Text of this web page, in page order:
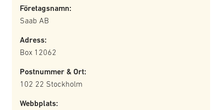
Företagsnamn:
Saab AB
Adress:
Box 12062
Postnummer & Ort:
102 22 Stockholm
Webbplats: